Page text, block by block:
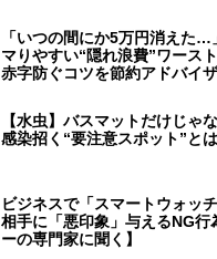
「いつの間にか5万円消えた
マりやすい“隠れ浪費”ワース
赤字防ぐコツを節約アドバイ
【水虫】バスマットだけじゃ
感染招く“要注意スポット”と
ビジネスで「スマートウォッ
相手に「悪印象」与えるNG行
ーの専門家に聞く】